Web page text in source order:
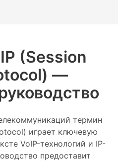
(Session
—
термин
играет ключевую
VoIP-технологий и IP-
предоставит